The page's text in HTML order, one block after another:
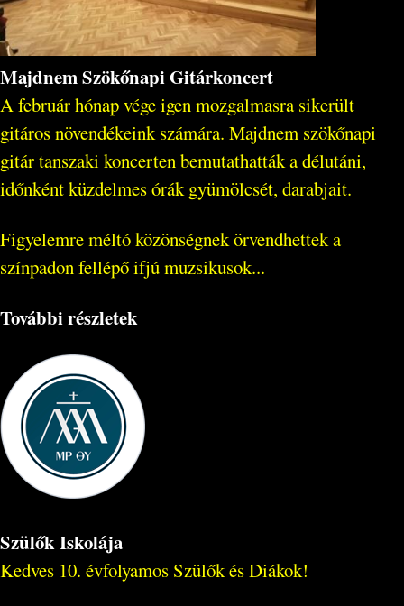
Majdnem Szökőnapi Gitárkoncert
A február hónap vége igen mozgalmasra sikerült
gitáros növendékeink számára. Majdnem szökőnapi
gitár tanszaki koncerten bemutathatták a délutáni,
időnként küzdelmes órák gyümölcsét, darabjait.
Figyelemre méltó közönségnek örvendhettek a
színpadon fellépő ifjú muzsikusok...
További részletek
Szülők Iskolája
Kedves 10. évfolyamos Szülők és Diákok!